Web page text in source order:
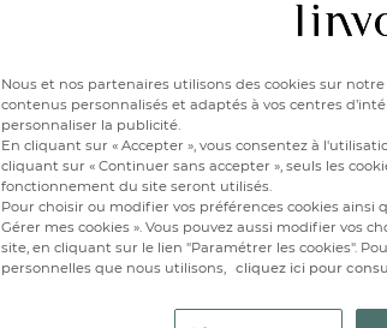
Nous et nos partenaires utilisons des cookies sur
contenus personnalisés et adaptés à vos centres
personnaliser la publicité.
En cliquant sur « Accepter », vous consentez à
cliquant sur « Continuer sans accepter », seuls les
fonctionnement du site seront utilisés.
Pour choisir ou modifier vos préférences cookies
Gérer mes cookies ». Vous pouvez aussi modifier vos
site, en cliquant sur le lien "Paramétrer les cookies".
personnelles que nous utilisons, cliquez ici pour